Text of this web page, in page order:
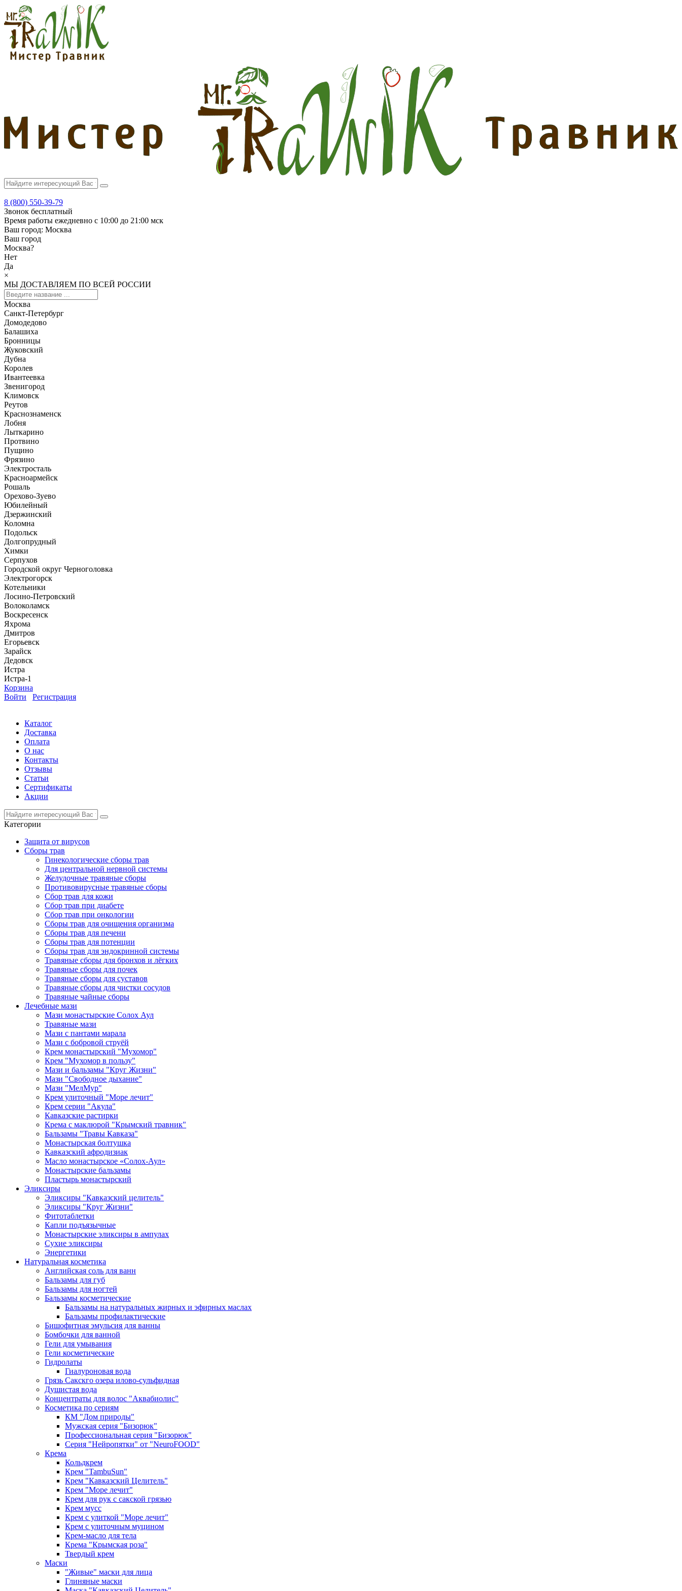
8 (800) 550-39-79
Звонок бесплатный
Время работы ежедневно с 10:00 до 21:00 мск
Ваш город: Москва
Ваш город
Москва?
Нет
Да
×
МЫ ДОСТАВЛЯЕМ ПО ВСЕЙ РОССИИ
Москва
Санкт-Петербург
Домодедово
Балашиха
Бронницы
Жуковский
Дубна
Королев
Ивантеевка
Звенигород
Климовск
Реутов
Краснознаменск
Лобня
Лыткарино
Протвино
Пущино
Фрязино
Электросталь
Красноармейск
Рошаль
Орехово-Зуево
Юбилейный
Дзержинский
Коломна
Подольск
Долгопрудный
Химки
Серпухов
Городской округ Черноголовка
Электрогорск
Котельники
Лосино-Петровский
Волоколамск
Воскресенск
Яхрома
Дмитров
Егорьевск
Зарайск
Дедовск
Истра
Истра-1
Корзина
Войти
Регистрация
Каталог
Доставка
Оплата
О нас
Контакты
Отзывы
Статьи
Сертификаты
Акции
Категории
Защита от вирусов
Сборы трав
Гинекологические сборы трав
Для центральной нервной системы
Желудочные травяные сборы
Противовирусные травяные сборы
Сбор трав для кожи
Сбор трав при диабете
Сбор трав при онкологии
Сборы трав для очищения организма
Сборы трав для печени
Сборы трав для потенции
Сборы трав для эндокринной системы
Травяные сборы для бронхов и лёгких
Травяные сборы для почек
Травяные сборы для суставов
Травяные сборы для чистки сосудов
Травяные чайные сборы
Лечебные мази
Мази монастырские Солох Аул
Травяные мази
Мази с пантами марала
Мази с бобровой струёй
Крем монастырский "Мухомор"
Крем "Мухомор в пользу"
Мази и бальзамы "Круг Жизни"
Мази "Свободное дыхание"
Мази "МелМур"
Крем улиточный "Море лечит"
Крем серии "Акула"
Кавказские растирки
Крема с маклюрой "Крымский травник"
Бальзамы "Травы Кавказа"
Монастырская болтушка
Кавказский афродизиак
Масло монастырское «Солох-Аул»
Монастырские бальзамы
Пластырь монастырский
Эликсиры
Эликсиры "Кавказский целитель"
Эликсиры "Круг Жизни"
Фитотаблетки
Капли подъязычные
Монастырские эликсиры в ампулах
Сухие эликсиры
Энергетики
Натуральная косметика
Английская соль для ванн
Бальзамы для губ
Бальзамы для ногтей
Бальзамы косметические
Бальзамы на натуральных жирных и эфирных маслах
Бальзамы профилактические
Бишофитная эмульсия для ванны
Бомбочки для ванной
Гели для умывания
Гели косметические
Гидролаты
Гиалуроновая вода
Грязь Сакскго озера илово-сульфидная
Душистая вода
Концентраты для волос "Аквабиолис"
Косметика по сериям
КМ "Дом природы"
Мужская серия "Бизорюк"
Профессиональная серия "Бизорюк"
Серия "Нейропятки" от "NeuroFOOD"
Крема
Кольдкрем
Крем "TambuSun"
Крем "Кавказский Целитель"
Крем "Море лечит"
Крем для рук с сакской грязью
Крем мусс
Крем с улиткой "Море лечит"
Крем с улиточным муцином
Крем-масло для тела
Крема "Крымская роза"
Твердый крем
Маски
"Живые" маски для лица
Глиняные маски